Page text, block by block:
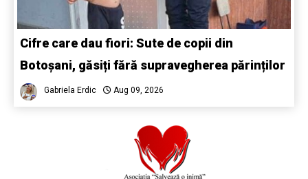
Cifre care dau fiori: Sute de copii din
Botoșani, găsiți fără supravegherea părinților
Gabriela Erdic Aug 09, 2026